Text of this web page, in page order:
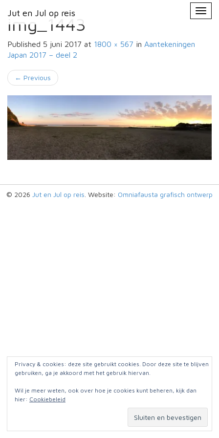
Jut en Jul op reis
Primary
Menu
Jut en Jul op reis
img_1443
Published 5 juni 2017 at 1800 × 567 in Aantekeningen
Japan 2017 – deel 2
← Previous
© 2026 Jut en Jul op reis . Website: Omniafausta grafisch ontwerp
Privacy & cookies: deze site gebruikt cookies. Door deze site te blijven
gebruiken, ga je akkoord met het gebruik hiervan.
Wil je meer weten, ook over hoe je cookies kunt beheren, kijk dan
hier: Cookiebeleid